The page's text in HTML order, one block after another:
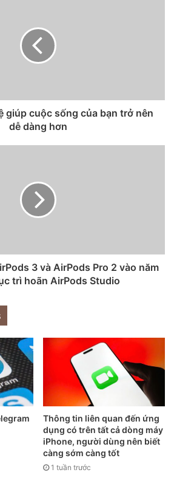
chưa được phát hành.
Weibo và Tieba để đăng hình ảnh về
iPhone 12 gây ra. Có vẻ như các góc
này thực sự sắc và cứng khiến chúng
Một số người dùng đầu tiên cũng
giúp cuộc sống của bạn trở nên
dễ dàng hơn
3 và AirPods Pro 2 vào năm
trì hoãn AirPods Studio
Thông tin liên quan đến ứng
dụng có trên tất cả dòng máy
iPhone, người dùng nên biết
càng sớm càng tốt
1 tuần trước